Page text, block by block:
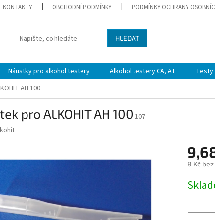
KONTAKTY OBCHODNÍ PODMÍNKY PODMÍNKY OCHRANY
HLEDAT
Náustky pro alkohol testery Alkohol testery CA, AT Testy
AH 100
pro ALKOHIT AH 100 107
8 Kč bez
cena: